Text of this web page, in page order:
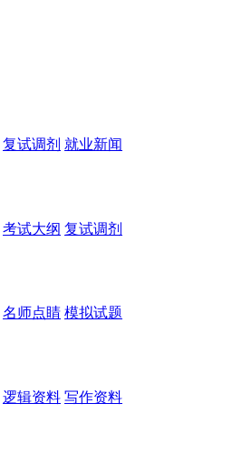
复试调剂 就业新闻
考试大纲 复试调剂
名师点睛 模拟试题
逻辑资料 写作资料